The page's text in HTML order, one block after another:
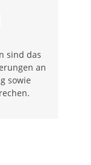
sind das
an
sowie